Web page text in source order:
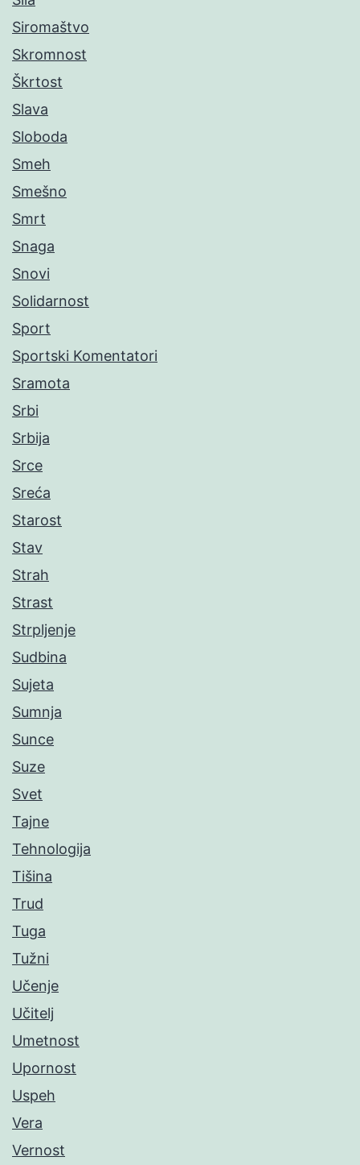
Siromaštvo
Skromnost
Škrtost
Slava
Sloboda
Smeh
Smešno
Smrt
Snaga
Snovi
Solidarnost
Sport
Sportski Komentatori
Sramota
Srbi
Srbija
Srce
Sreća
Starost
Stav
Strah
Strast
Strpljenje
Sudbina
Sujeta
Sumnja
Sunce
Suze
Svet
Tajne
Tehnologija
Tišina
Trud
Tuga
Tužni
Učenje
Učitelj
Umetnost
Upornost
Uspeh
Vera
Vernost